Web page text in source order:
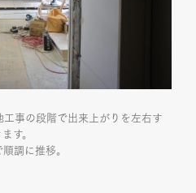
事の段階で出来上がりを左右す
す。
調に推移。